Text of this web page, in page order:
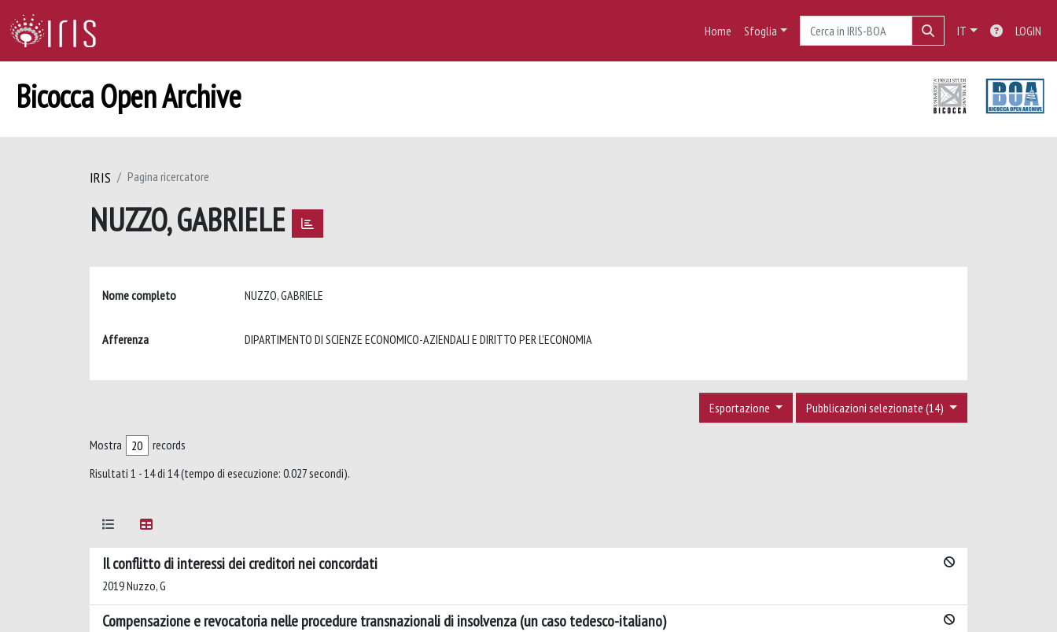
Home Sfoglia IT LOGIN
Bicocca Open Archive
IRIS Pagina ricercatore
NUZZO, GABRIELE
Nome completo NUZZO, GABRIELE
Afferenza DIPARTIMENTO DI SCIENZE ECONOMICO-AZIENDALI E DIRITTO PER L'ECONOMIA
Pubblicazioni selezionate (14)
Esportazione
Mostra
records
Risultati 1 - 14 di 14 (tempo di esecuzione: 0.027 secondi).
Il conflitto di interessi dei creditori nei concordati
2019 Nuzzo, G
Compensazione e revocatoria nelle procedure transnazionali di insolvenza (un caso tedesco-italiano)